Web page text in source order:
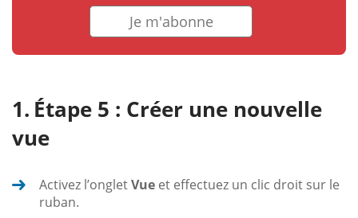
Je m'abonne
Étape 5 : Créer une nouvelle
vue
Activez l’ongletVue et effectuez un clic droit sur le
ruban.